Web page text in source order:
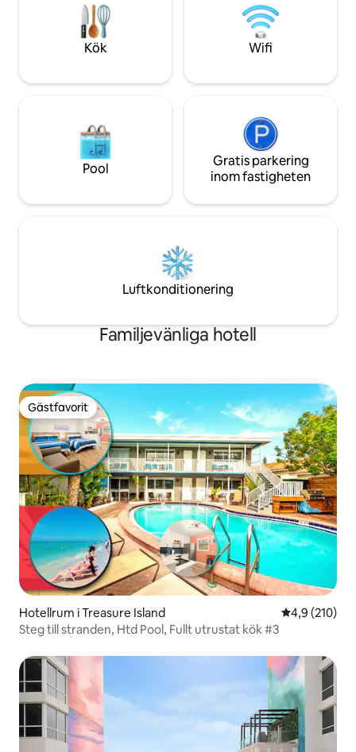
mysig soffgrupp och en platt-TV. Gå till
restauranger, affärer, barer, Merry Pier
och stranden.
Clearwater
på plats finns
avgift.
Kök Wifi
Pool
Gratis parkering
inom fastigheten
Luftkonditionering
Familjevänliga hotell
Gästfavorit
Gästfavorit
Hotellrum i Treasure Island 4,9 av 5 i
4,9 (210)
Steg till stranden, Htd Pool, Fullt utrustat kök #3